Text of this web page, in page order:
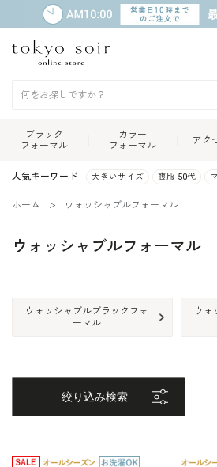
ブラック
フォーマル
カラー
フォーマル
アク
人気キーワード 大きいサイズ 喪服 50代
ホーム ウォッシャブルフォーマル
ウォッシャブルフォーマル
ウォッシャブルブラックフォ
ーマル
ウォ
絞り込み検索